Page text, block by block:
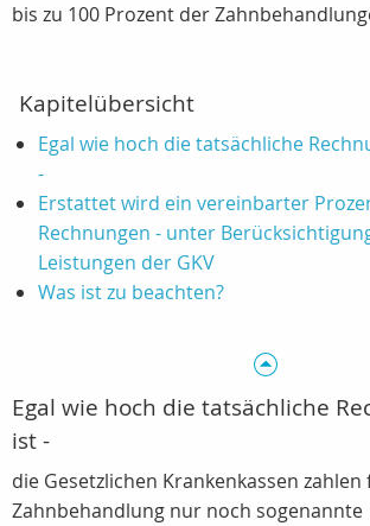
bis zu 100 Prozent der
Kapitelübersicht
Egal wie hoch die tatsächliche
-
Erstattet wird ein vereinbarter
Rechnungen - unter
Leistungen der GKV
Was ist zu beachten?
Egal wie hoch die tatsächliche
ist -
die Gesetzlichen Krankenkassen zahlen
Zahnbehandlung nur noch sogenannte